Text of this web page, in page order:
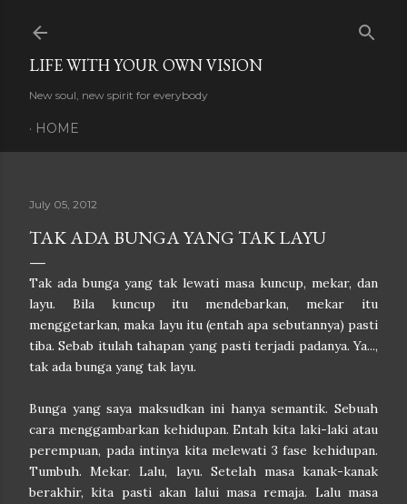
LIFE WITH YOUR OWN VISION
New soul, new spirit for everybody
HOME
July 05, 2012
TAK ADA BUNGA YANG TAK LAYU
Tak ada bunga yang tak lewati masa kuncup, mekar, dan
layu. Bila kuncup itu mendebarkan, mekar itu
menggetarkan, maka layu itu (entah apa sebutannya) pasti
tiba. Sebab itulah tahapan yang pasti terjadi padanya. Ya...,
tak ada bunga yang tak layu.
Bunga yang saya maksudkan ini hanya semantik. Sebuah
cara menggambarkan kehidupan. Entah kita laki-laki atau
perempuan, pada intinya kita melewati 3 fase kehidupan.
Tumbuh. Mekar. Lalu, layu. Setelah masa kanak-kanak
berakhir, kita pasti akan lalui masa remaja. Lalu masa